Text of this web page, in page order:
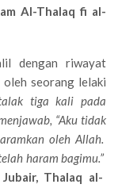
Al-Thalaq fi al-
dengan riwayat
seorang lelaki
tiga kali pada
“Aku tidak
oleh Allah.
haram bagimu.”
Thalaq al-